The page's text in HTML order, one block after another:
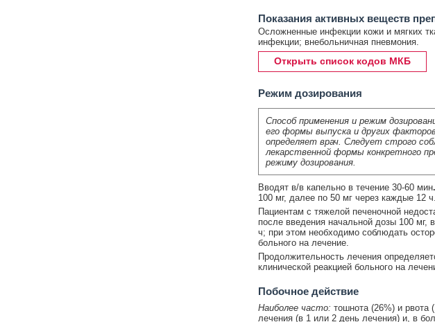
Показания активных веществ
Осложненные инфекции кожи и мягких
инфекции; внебольничная пневмония.
Открыть список кодов МКБ
Режим дозирования
Способ применения и режим
его формы выпуска и других
определяет врач. Следует строго
лекарственной формы конкретного
режиму дозирования.
Вводят в/в капельно в течение 30-60 мин.
100 мг, далее по 50 мг через каждые 12 ч.
Пациентам с тяжелой печеночной
после введения начальной дозы 100
ч; при этом необходимо соблюдать
больного на лечение.
Продолжительность лечения
клинической реакцией больного на
Побочное действие
Наиболее часто: тошнота (26%) и рвота
лечения (в 1 или 2 день лечения) и, в